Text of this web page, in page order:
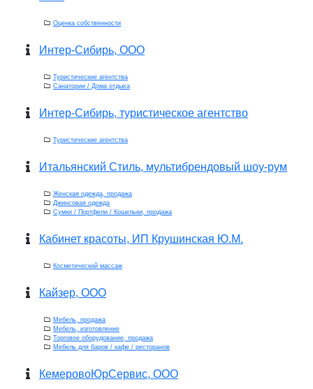
Оценка собственности
Интер-Сибирь, ООО
Туристические агентства
Санатории / Дома отдыха
Интер-Сибирь, туристическое агентство
Туристические агентства
Итальянский Стиль, мультибрендовый шоу-рум
Женская одежда, продажа
Джинсовая одежда
Сумки / Портфели / Кошельки, продажа
Кабинет красоты, ИП Крушинская Ю.М.
Косметический массаж
Кайзер, ООО
Мебель, продажа
Мебель, изготовление
Торговое оборудование, продажа
Мебель для баров / кафе / ресторанов
КемеровоЮрСервис, ООО